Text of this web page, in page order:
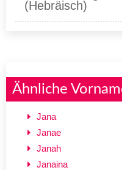
(Hebräisch)
Ähnliche
Jana
Janae
Janah
Janaina